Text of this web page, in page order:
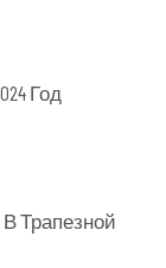
Год
Трапезной